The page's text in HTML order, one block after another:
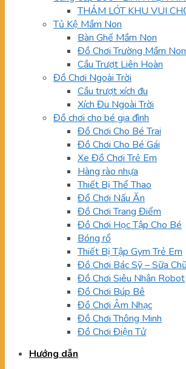
THẢM LÓT KHU VUI
Tủ Kệ Mầm Non
Bàn Ghế Mầm Non
Đồ Chơi Trường Mầm Non
Cầu Trượt Liên Hoàn
Đồ Chơi Ngoài Trời
Cầu trượt xích đu
Xích Đu Ngoài Trời
Đồ chơi cho bé gia đình
Đồ Chơi Cho Bé Trai
Đồ Chơi Cho Bé Gái
Xe Đồ Chơi Trẻ Em
Hàng rào nhựa
Thiết Bị Thể Thao
Đồ Chơi Nấu Ăn
Đồ Chơi Trang Điểm
Đồ Chơi Học Tập Cho Bé
Bóng rổ
Thiết Bị Tập Gym Trẻ Em
Đồ Chơi Bác Sỹ – Sữa
Đồ Chơi Siêu Nhân Robot
Đồ Chơi Búp Bê
Đồ Chơi Âm Nhạc
Đồ Chơi Thông Minh
Đồ Chơi Điện Tử
Hướng dẫn